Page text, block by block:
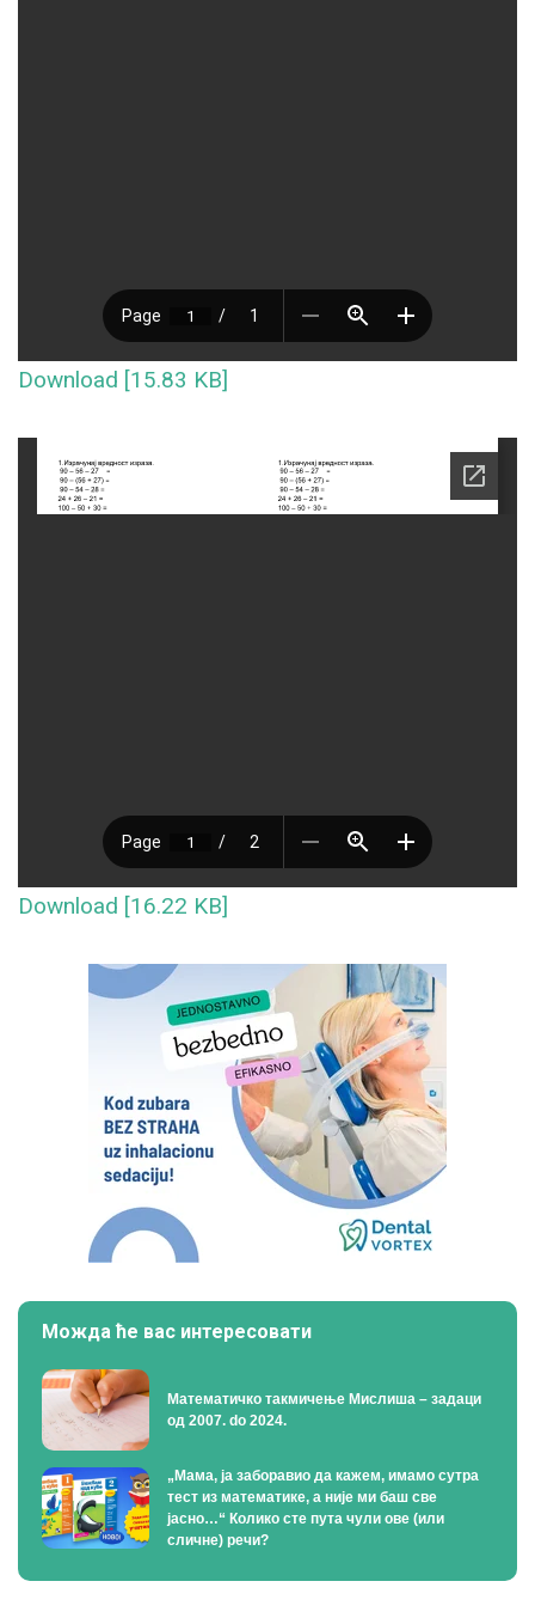
Download [15.83 KB]
Download [16.22 KB]
Можда ће вас интересовати
Математичко такмичење Мислиша – задаци
од 2007. do 2024.
„Мама, ја заборавио да кажем, имамо сутра
тест из математике, а није ми баш све
јасно…“ Колико сте пута чули ове (или
сличне) речи?